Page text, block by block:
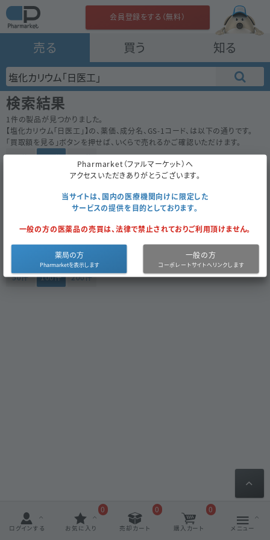
売る 買う 知る
会員登録をする（無料）
検索結果
1件の製品が見つかりました。
【塩化カリウム「日医工」 】の、薬価、成分名、GS-1コード、は以下の通りです。
「買取額を見る」ボタンを押せば、いくらで売れるかご確認いただけます。
50件
100件 200件
塩化カリウム「日医工」
500ｇ（500ｇ×1）
日医工
買取対象外
50件 100件 200件
ログインする お気に入り
0
売却カート
0
購入カート
0
メニュー
Pharmarket（ファルマーケット）へ
アクセスいただきありがとうございます。
当サイトは、国内の医療機関向けに限定した
サービスの提供を目的としております。
一般の方の医薬品の売買は、法律で禁止されておりご利用頂けません。
薬局の方 一般の方